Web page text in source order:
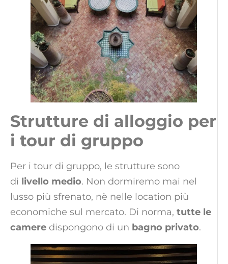
Strutture di alloggio per
i tour di gruppo
Per i tour di gruppo, le strutture sono
di livello medio. Non dormiremo mai nel
lusso più sfrenato, nè nelle location più
economiche sul mercato. Di norma, tutte le
camere dispongono di un bagno privato.